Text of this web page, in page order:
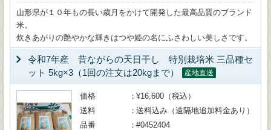
山形県が１０年もの長い歳月をかけて開発した最高品質のブランド
米。
炊きあがりの艶やかな輝きはつや姫の名にふさわしい美しさです。
令和7年産 昔ながらの天日干し 特別栽培米 三品種セ
ット 5kg×3（1回の注文は20kgまで）
産地直送
価格
¥16,600（税込）
送料
送料込み（遠隔地追加料金あり）
品番
#0452404